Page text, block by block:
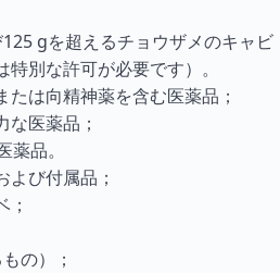
gを超えるチョウザメのキャビ
別な許可が必要です）。
は向精神薬を含む医薬品；
な医薬品；
品。
び付属品；
の）；